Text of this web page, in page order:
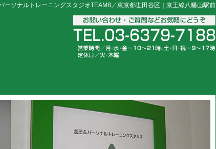
ーソナルトレーニングスタジオTEAM8／東京都世田谷区｜京王線八幡山駅前